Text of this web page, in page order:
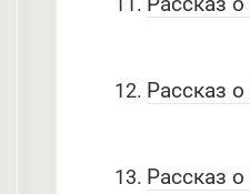
Рассказ
Рассказ